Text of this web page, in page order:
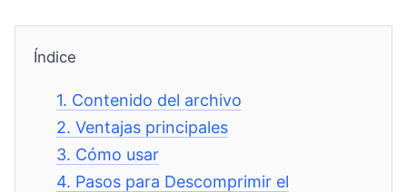
Índice
1. Contenido del archivo
2.Ventajas principales
3. Cómo usar
4. Pasos para Descomprimir el